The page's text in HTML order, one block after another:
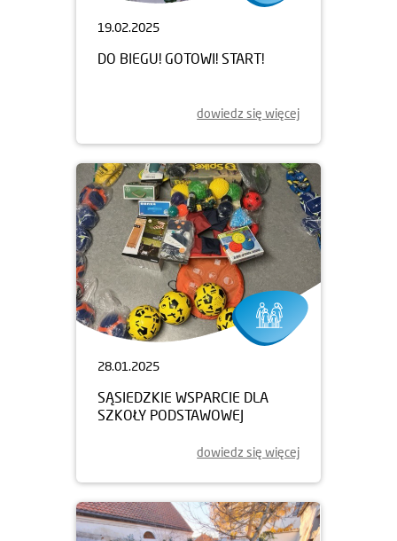
19.02.2025
DO BIEGU! GOTOWI! START!
dowiedz się więcej
28.01.2025
SĄSIEDZKIE WSPARCIE DLA
SZKOŁY PODSTAWOWEJ
dowiedz się więcej